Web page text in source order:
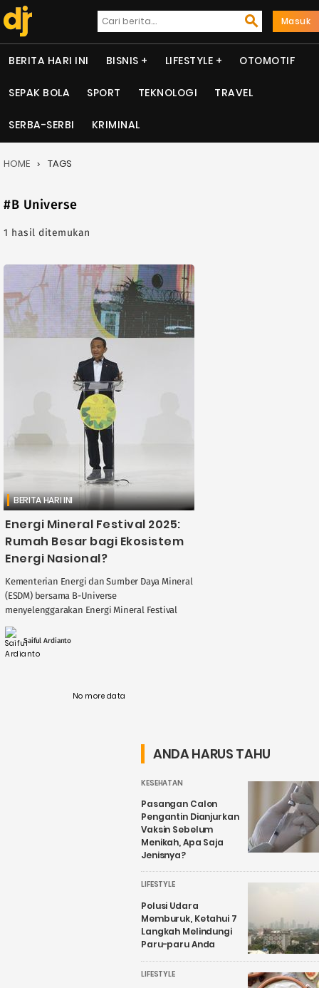
Masuk
BERITA HARI INI BISNIS LIFESTYLE OTOMOTIF
SEPAK BOLA SPORT TEKNOLOGI TRAVEL
SERBA-SERBI KRIMINAL
HOME TAGS
#B Universe
1 hasil ditemukan
BERITA HARI INI
Energi Mineral Festival 2025:
Rumah Besar bagi Ekosistem
Energi Nasional?
Kementerian Energi dan Sumber Daya Mineral
(ESDM) bersama B-Universe
menyelenggarakan Energi Mineral Festival
rumah besar bagi seluruh ekosistem energi
Indonesia. Festival tersebut ....
Saiful Ardianto
No more data
ANDA HARUS TAHU
KESEHATAN
Pasangan Calon
Pengantin Dianjurkan
Vaksin Sebelum
Menikah, Apa Saja
Jenisnya?
LIFESTYLE
Polusi Udara
Memburuk, Ketahui 7
Langkah Melindungi
Paru-paru Anda
LIFESTYLE